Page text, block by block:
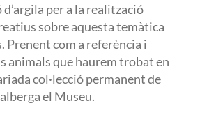
per a la realització
sobre aquesta temàtica
Prenent com a referència i
animals que haurem trobat en
col·lecció permanent de
el Museu.